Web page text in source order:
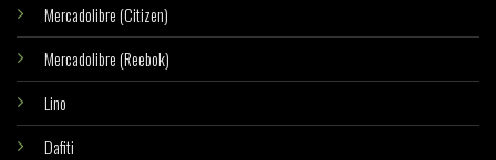
Mercadolibre (Citizen)
Mercadolibre (Reebok)
Lino
Dafiti